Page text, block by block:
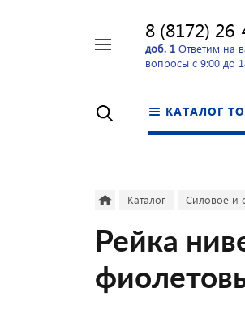
доб. 1 Ответим на
вопросы с 9:00 до
КАТАЛОГ
Каталог Силовое и
Рейка